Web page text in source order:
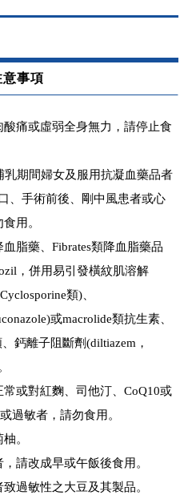
痛或虛弱全身無力，請停止食
乳期間婦女及服用抗凝血藥品者
、手術前後、剛中風患者或心
用。
脂藥、Fibrates類降血脂藥品
，併用易引發橫紋肌溶解
類)、
或macrolide類抗生素、
鈣離子阻斷劑(diltiazem，
或對紅麴、司他汀、CoQ10或
過敏者，請勿食用。
。
請改成早或午飯後食用。
過敏性之大豆及其製品。